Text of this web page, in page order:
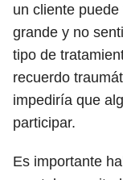
un cliente
grande y no
tipo de
recuerdo
impediría que
participar.
Es importante